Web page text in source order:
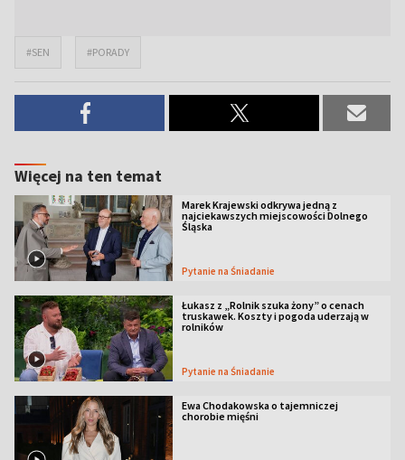
#SEN #PORADY
Więcej na ten temat
Marek Krajewski odkrywa jedną z
najciekawszych miejscowości Dolnego
Śląska
Pytanie na Śniadanie
Łukasz z „Rolnik szuka żony” o cenach
truskawek. Koszty i pogoda uderzają w
rolników
Pytanie na Śniadanie
Ewa Chodakowska o tajemniczej
chorobie mięśni